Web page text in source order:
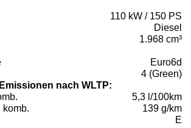
110 kW / 150 PS
Diesel
1.968 cm³
Euro6d
4 (Green)
nach WLTP:
5,3 l/100km
komb.
139 g/km
E